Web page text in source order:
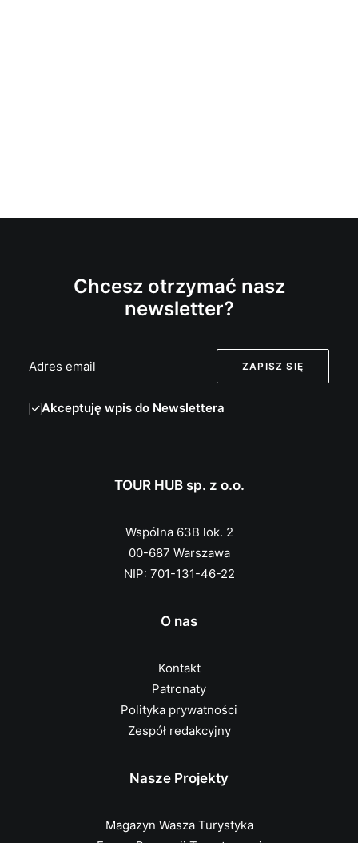
Chcesz otrzymać nasz
newsletter?
Akceptuję wpis do Newslettera
TOUR HUB sp. z o.o.
Wspólna 63B lok. 2
00-687 Warszawa
NIP: 701-131-46-22
O nas
Kontakt
Patronaty
Polityka prywatności
Zespół redakcyjny
Nasze Projekty
Magazyn Wasza Turystyka